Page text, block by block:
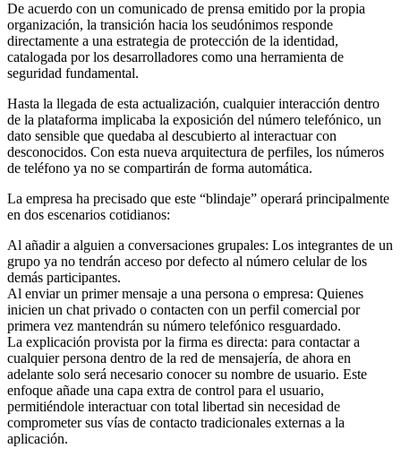
De acuerdo con un comunicado de prensa emitido por la propia
organización, la transición hacia los seudónimos responde
directamente a una estrategia de protección de la identidad,
catalogada por los desarrolladores como una herramienta de
seguridad fundamental.
Hasta la llegada de esta actualización, cualquier interacción dentro
de la plataforma implicaba la exposición del número telefónico, un
dato sensible que quedaba al descubierto al interactuar con
desconocidos. Con esta nueva arquitectura de perfiles, los números
de teléfono ya no se compartirán de forma automática.
La empresa ha precisado que este “blindaje” operará principalmente
en dos escenarios cotidianos:
Al añadir a alguien a conversaciones grupales: Los integrantes de un
grupo ya no tendrán acceso por defecto al número celular de los
demás participantes.
Al enviar un primer mensaje a una persona o empresa: Quienes
inicien un chat privado o contacten con un perfil comercial por
primera vez mantendrán su número telefónico resguardado.
La explicación provista por la firma es directa: para contactar a
cualquier persona dentro de la red de mensajería, de ahora en
adelante solo será necesario conocer su nombre de usuario. Este
enfoque añade una capa extra de control para el usuario,
permitiéndole interactuar con total libertad sin necesidad de
comprometer sus vías de contacto tradicionales externas a la
aplicación.